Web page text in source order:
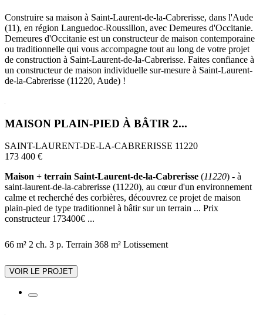
Construire sa maison à Saint-Laurent-de-la-Cabrerisse, dans l'Aude
(11), en région Languedoc-Roussillon, avec Demeures d'Occitanie.
Demeures d'Occitanie est un constructeur de maison contemporaine
ou traditionnelle qui vous accompagne tout au long de votre projet
de construction à Saint-Laurent-de-la-Cabrerisse. Faites confiance à
un constructeur de maison individuelle sur-mesure à Saint-Laurent-
de-la-Cabrerisse (11220, Aude) !
MAISON PLAIN-PIED À BÂTIR 2...
SAINT-LAURENT-DE-LA-CABRERISSE 11220
173 400 €
Maison + terrain Saint-Laurent-de-la-Cabrerisse (11220) - à
saint-laurent-de-la-cabrerisse (11220), au cœur d'un environnement
calme et recherché des corbières, découvrez ce projet de maison
plain-pied de type traditionnel à bâtir sur un terrain ... Prix
constructeur 173400€ ...
66 m² 2 ch. 3 p. Terrain 368 m² Lotissement
VOIR LE PROJET